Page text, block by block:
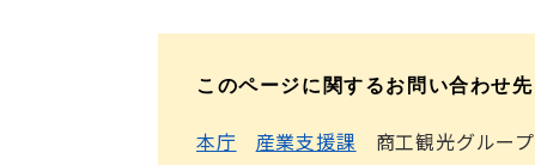
このページに関するお問い合わせ先
本庁 産業支援課
商工観光グループ